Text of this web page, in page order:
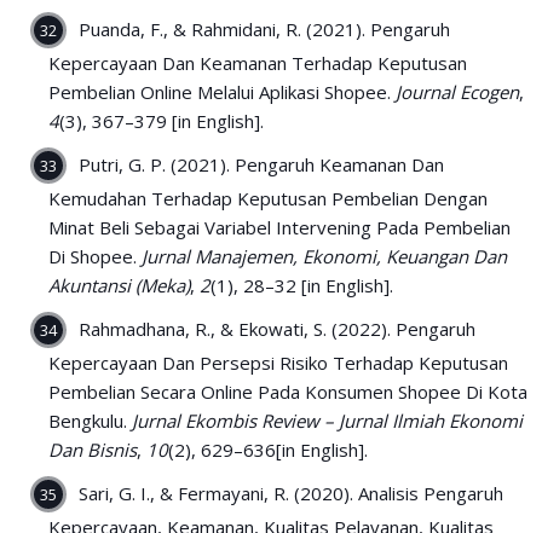
Puanda, F., & Rahmidani, R. (2021). Pengaruh
Kepercayaan Dan Keamanan Terhadap Keputusan
Pembelian Online Melalui Aplikasi Shopee. Journal Ecogen,
4(3), 367–379 [in English].
Putri, G. P. (2021). Pengaruh Keamanan Dan
Kemudahan Terhadap Keputusan Pembelian Dengan
Minat Beli Sebagai Variabel Intervening Pada Pembelian
Di Shopee. Jurnal Manajemen, Ekonomi, Keuangan Dan
Akuntansi (Meka), 2(1), 28–32 [in English].
Rahmadhana, R., & Ekowati, S. (2022). Pengaruh
Kepercayaan Dan Persepsi Risiko Terhadap Keputusan
Pembelian Secara Online Pada Konsumen Shopee Di Kota
Bengkulu. Jurnal Ekombis Review – Jurnal Ilmiah Ekonomi
Dan Bisnis, 10(2), 629–636[in English].
Sari, G. I., & Fermayani, R. (2020). Analisis Pengaruh
Kepercayaan, Keamanan, Kualitas Pelayanan, Kualitas